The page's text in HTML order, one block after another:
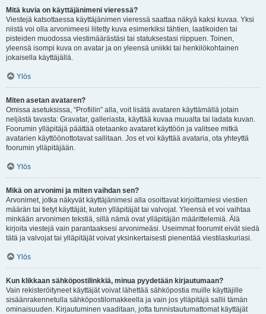
Mitä kuvia on käyttäjänimeni vieressä?
Viestejä katsottaessa käyttäjänimen vieressä saattaa näkyä kaksi kuvaa. Yksi
niistä voi olla arvonimeesi liitetty kuva esimerkiksi tähtien, laatikoiden tai
pisteiden muodossa viestimäärästäsi tai statuksestasi riippuen. Toinen,
yleensä isompi kuva on avatar ja on yleensä uniikki tai henkilökohtainen
jokaisella käyttäjällä.
Ylös
Miten asetan avataren?
Omissa asetuksissa, “Profiilin” alla, voit lisätä avataren käyttämällä jotain
neljästä tavasta: Gravatar, galleriasta, käyttää kuvaa muualta tai ladata kuvan.
Foorumin ylläpitäjä päättää otetaanko avataret käyttöön ja valitsee mitkä
avatarien käyttöönottotavat sallitaan. Jos et voi käyttää avataria, ota yhteyttä
foorumin ylläpitäjään.
Ylös
Mikä on arvonimi ja miten vaihdan sen?
Arvonimet, jotka näkyvät käyttäjänimesi alla osoittavat kirjoittamiesi viestien
määrän tai tietyt käyttäjät, kuten ylläpitäjät tai valvojat. Yleensä et voi vaihtaa
minkään arvonimen tekstiä, sillä nämä ovat ylläpitäjän määrittelemiä. Älä
kirjoita viestejä vain parantaaksesi arvonimeäsi. Useimmat foorumit eivät siedä
tätä ja valvojat tai ylläpitäjät voivat yksinkertaisesti pienentää viestilaskuriasi.
Ylös
Kun klikkaan sähköpostilinkkiä, minua pyydetään kirjautumaan?
Vain rekisteröityneet käyttäjät voivat lähettää sähköpostia muille käyttäjille
sisäänrakennetulla sähköpostilomakkeella ja vain jos ylläpitäjä sallii tämän
ominaisuuden. Kirjautuminen vaaditaan, jotta tunnistautumattomat käyttäjät